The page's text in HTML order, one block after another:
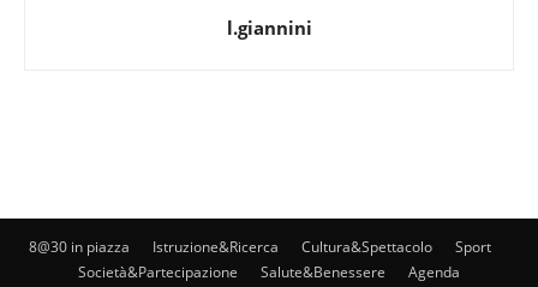
l.giannini
8@30 in piazza Istruzione&Ricerca Cultura&Spettacolo
Sport
Società&Partecipazione
Salute&Benessere Agenda